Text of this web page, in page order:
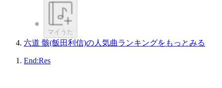
マイうた
六道 骸(飯田利信)の人気曲ランキングをもっとみる
End:Res